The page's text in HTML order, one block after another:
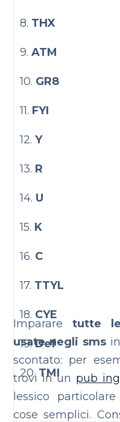
8. THX
9.ATM
10. GR8
11. FYI
12. Y
13. R
14. U
15. K
16. C
17. TTYL
18. CYE
19.Def
20. TMI
Impararetutte
usate negli sms
scontato: per
trovi in un pub
lessico
cose semplici.